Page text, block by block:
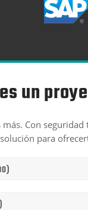
un
más. Con seguridad
para